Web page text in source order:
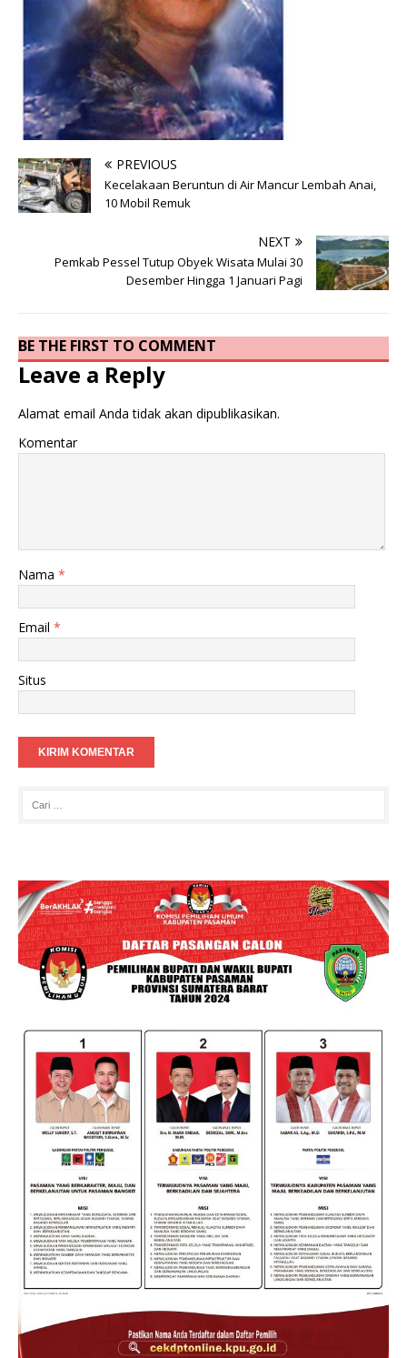
PREVIOUS
Kecelakaan Beruntun di Air Mancur Lembah Anai,
10 Mobil Remuk
NEXT
Pemkab Pessel Tutup Obyek Wisata Mulai 30
Desember Hingga 1 Januari Pagi
BE THE FIRST TO COMMENT
Leave a Reply
Alamat email Anda tidak akan dipublikasikan.
Komentar
Nama *
Email *
Situs